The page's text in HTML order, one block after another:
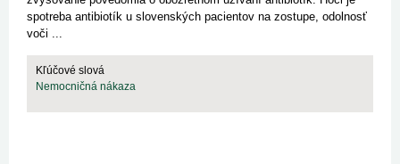
spotreba antibiotík u slovenských pacientov na zostupe, odolnosť
voči ...
Kľúčové slová
Nemocničná nákaza